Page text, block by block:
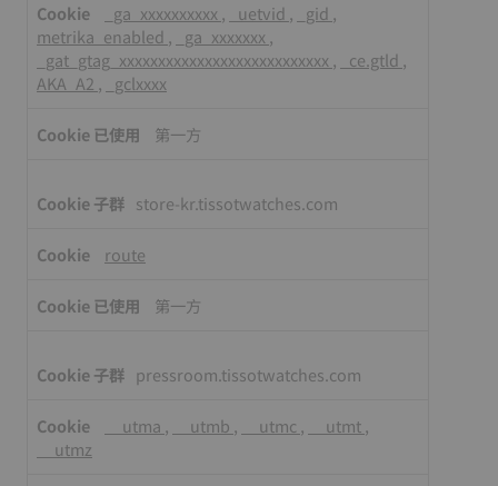
_ga_xxxxxxxxxx , _uetvid , _gid ,
metrika_enabled , _ga_xxxxxxx ,
_gat_gtag_xxxxxxxxxxxxxxxxxxxxxxxxxxx , _ce.gtld ,
AKA_A2 , _gclxxxx
第一方
store-kr.tissotwatches.com
route
第一方
pressroom.tissotwatches.com
__utma , __utmb , __utmc , __utmt ,
__utmz